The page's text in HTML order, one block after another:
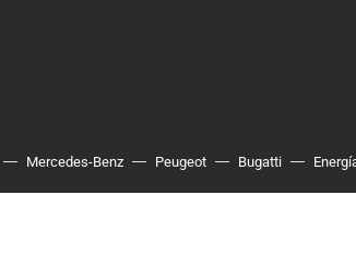
Mercedes-Benz Peugeot Bugatti